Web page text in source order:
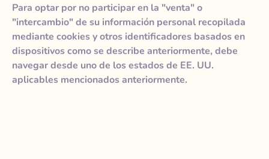
Para optar por no participar en la "venta" o
"intercambio" de su información personal recopilada
mediante cookies y otros identificadores basados en
dispositivos como se describe anteriormente, debe
navegar desde uno de los estados de EE. UU.
aplicables mencionados anteriormente.